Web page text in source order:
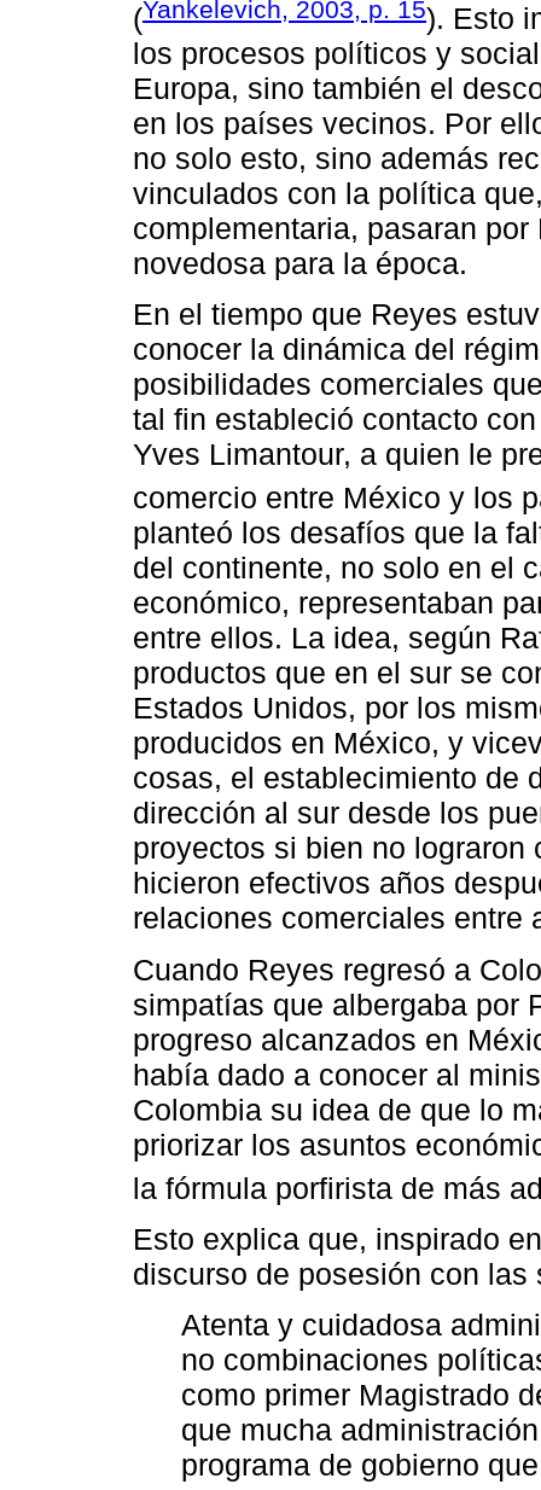
(Yankelevich, 2003, p. 15). Esto
los procesos políticos y
Europa, sino también el
en los países vecinos. Por
no solo esto, sino además
vinculados con la política
complementaria, pasaran
novedosa para la época.
En el tiempo que Reyes
conocer la dinámica del
posibilidades comerciales
tal fin estableció contacto
Yves Limantour, a quien le
comercio entre México y los
planteó los desafíos que la
del continente, no solo en el
económico, representaban
entre ellos. La idea, según
productos que en el sur se
Estados Unidos, por los
producidos en México, y
cosas, el establecimiento de
dirección al sur desde los
proyectos si bien no
hicieron efectivos años
relaciones comerciales entre
Cuando Reyes regresó a
simpatías que albergaba por
progreso alcanzados en
había dado a conocer al
Colombia su idea de que lo
priorizar los asuntos
la fórmula porfirista de más
Esto explica que, inspirado
discurso de posesión con las
Atenta y cuidadosa
no combinaciones
como primer Magistrado
que mucha
programa de gobierno